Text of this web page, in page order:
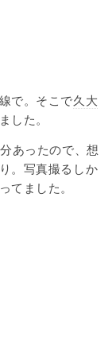
で。そこで久大
した。
あったので、想
。写真撮るしか
てました。